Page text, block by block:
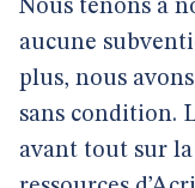
Nous tenons à
aucune
plus, nous
sans condition.
avant tout sur la